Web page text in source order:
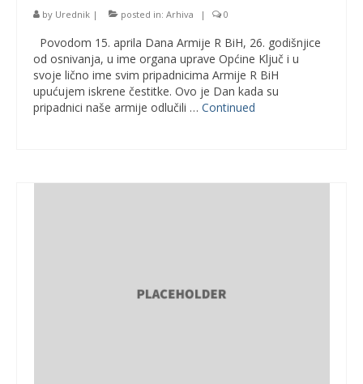
by Urednik | posted in: Arhiva | 0
Povodom 15. aprila Dana Armije R BiH, 26. godišnjice
od osnivanja, u ime organa uprave Općine Ključ i u
svoje lično ime svim pripadnicima Armije R BiH
upućujem iskrene čestitke. Ovo je Dan kada su
pripadnici naše armije odlučili … Continued